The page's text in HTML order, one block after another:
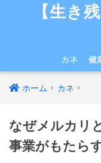
【生き
カネ 健
ホーム カネ
なぜメルカリ
事業がもたら